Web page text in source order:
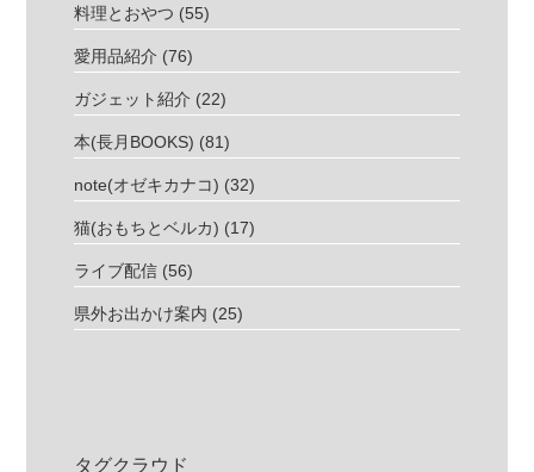
料理とおやつ (55)
愛用品紹介 (76)
ガジェット紹介 (22)
本(長月BOOKS) (81)
note(オゼキカナコ) (32)
猫(おもちとベルカ) (17)
ライブ配信 (56)
県外お出かけ案内 (25)
タグクラウド